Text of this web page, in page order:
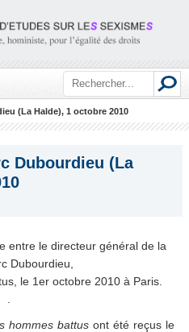
(La Halde), 1 octobre 2010
Dubourdieu (La
entre le directeur général de la
Dubourdieu,
le 1er octobre 2010 à Paris.
hommes battusont été reçus le